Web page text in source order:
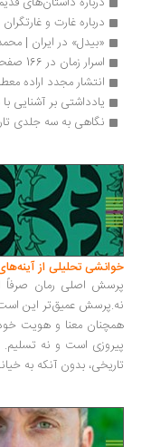
درباره غارت و غارتگران عصر
«بیدل» در ایران | محمدکاظم
اسرار زمان در 166 صفحه فاش شد
انتشار مجدد اراده معطوف
یادداشتی بر آشنایی با
نگاهی به سه جلدی تاریخ
تحلیلی از آینه‌های
اصلی رمان صرفاً این
عمیق‌تر این است:
معنا و هویت خود را حفظ
است و نه تسلیم. او
بدون آنکه به خیانت،